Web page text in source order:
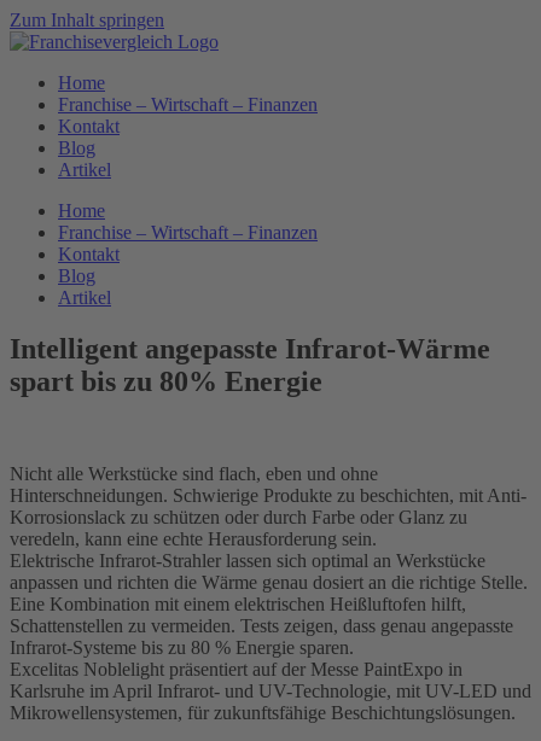
Zum Inhalt springen
Home
Franchise – Wirtschaft – Finanzen
Kontakt
Blog
Artikel
Home
Franchise – Wirtschaft – Finanzen
Kontakt
Blog
Artikel
Intelligent angepasste Infrarot-Wärme
spart bis zu 80% Energie
Nicht alle Werkstücke sind flach, eben und ohne
Hinterschneidungen. Schwierige Produkte zu beschichten, mit Anti-
Korrosionslack zu schützen oder durch Farbe oder Glanz zu
veredeln, kann eine echte Herausforderung sein.
Elektrische Infrarot-Strahler lassen sich optimal an Werkstücke
anpassen und richten die Wärme genau dosiert an die richtige Stelle.
Eine Kombination mit einem elektrischen Heißluftofen hilft,
Schattenstellen zu vermeiden. Tests zeigen, dass genau angepasste
Infrarot-Systeme bis zu 80 % Energie sparen.
Excelitas Noblelight präsentiert auf der Messe PaintExpo in
Karlsruhe im April Infrarot- und UV-Technologie, mit UV-LED und
Mikrowellensystemen, für zukunftsfähige Beschichtungslösungen.